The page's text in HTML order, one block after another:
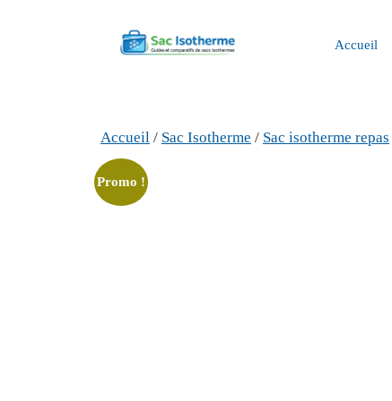
Accueil
Accueil / Sac Isotherme / Sac isotherme repas
Promo !